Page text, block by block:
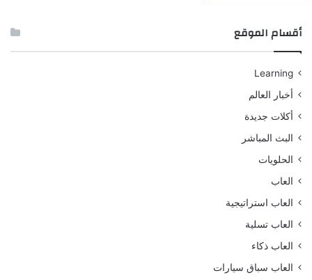
أقسام الموقع
Learning
أخبار العالم
أكلات جديدة
البث المباشر
الحلويات
العاب
العاب استراتيجية
العاب تسلية
العاب ذكاء
العاب سباق سيارات